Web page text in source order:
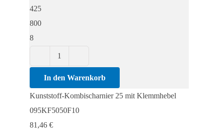
425
800
8
Kombischarnier
25
In den Warenkorb
Kunststoff-Kombischarnier 25 mit Klemmhebel
095KF5050F10
81,46 €